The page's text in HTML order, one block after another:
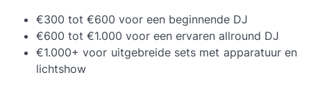
€300 tot €600 voor een beginnende DJ
€600 tot €1.000 voor een ervaren allround DJ
€1.000+ voor uitgebreide sets met apparatuur en
lichtshow